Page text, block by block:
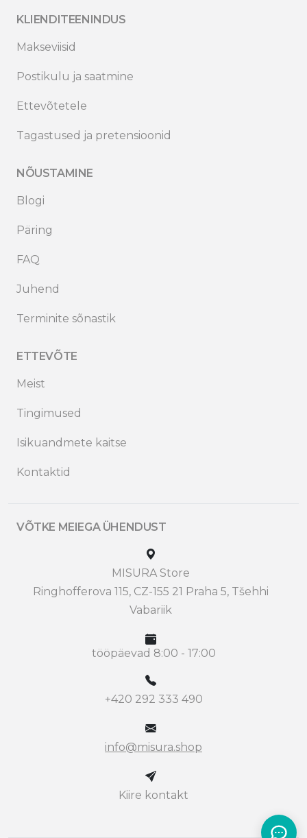
KLIENDITEENINDUS
Makseviisid
Postikulu ja saatmine
Ettevõtetele
Tagastused ja pretensioonid
NÕUSTAMINE
Blogi
Päring
FAQ
Juhend
Terminite sõnastik
ETTEVÕTE
Meist
Tingimused
Isikuandmete kaitse
Kontaktid
VÕTKE MEIEGA ÜHENDUST
MISURA Store
Ringhofferova 115, CZ-155 21 Praha 5, Tšehhi
Vabariik
tööpäevad 8:00 - 17:00
+420 292 333 490
info@misura.shop
Kiire kontakt